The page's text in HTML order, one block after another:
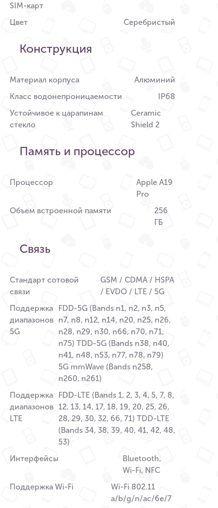
SIM-карт
Цвет Серебристый
Конструкция
Материал корпуса
Алюминий
Класс водонепроницаемости
IP68
Устойчивое к царапинам
стекло
Ceramic
Shield 2
Память и процессор
Процессор
Apple A19
Pro
Объем встроенной памяти
256
ГБ
Связь
Стандарт сотовой
связи
GSM / CDMA / HSPA
/ EVDO / LTE / 5G
Поддержка
диапазонов
5G
FDD-5G (Bands n1, n2, n3, n5,
n7, n8, n12, n14, n20, n25, n26,
n28, n29, n30, n66, n70, n71,
n75) TDD-5G (Bands n38, n40,
n41, n48, n53, n77, n78, n79)
5G mmWave (Bands n258,
n260, n261)
Поддержка
диапазонов
LTE
FDD-LTE (Bands 1, 2, 3, 4, 5, 7, 8,
12, 13, 14, 17, 18, 19, 20, 25, 26,
28, 29, 30, 32, 66, 71) TDD-LTE
(Bands 34, 38, 39, 40, 41, 42, 48,
53)
Интерфейсы
Bluetooth,
Wi-Fi, NFC
Поддержка Wi-Fi
Wi-Fi 802.11
a/b/g/n/ac/6e/7